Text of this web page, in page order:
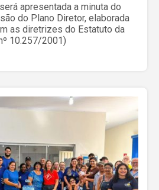
apresentada a minuta do
do Plano Diretor, elaborada
as diretrizes do Estatuto da
10.257/2001)